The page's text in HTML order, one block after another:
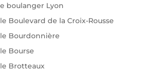
boulanger Lyon
Boulevard de la Croix-Rousse
Bourdonnière
Bourse
Brotteaux